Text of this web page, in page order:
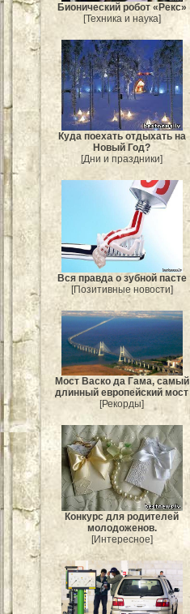
Бионический робот «Рекс»
[Техника и наука]
Куда поехать отдыхать на
Новый Год?
[Дни и праздники]
Вся правда о зубной пасте
[Позитивные новости]
Мост Васко да Гама, самый
длинный европейский мост
[Рекорды]
Конкурс для родителей
молодоженов.
[Интересное]